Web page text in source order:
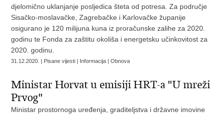
djelomično uklanjanje posljedica šteta od potresa. Za područje
Sisačko-moslavačke, Zagrebačke i Karlovačke županije
osigurano je 120 milijuna kuna iz proračunske zalihe za 2020.
godinu te Fonda za zaštitu okoliša i energetsku učinkovitost za
2020. godinu.
31.12.2020. | Pisane vijesti | Informacija | Obnova
Ministar Horvat u emisiji HRT-a "U mreži
Prvog"
Ministar prostornoga uređenja, graditeljstva i državne imovine